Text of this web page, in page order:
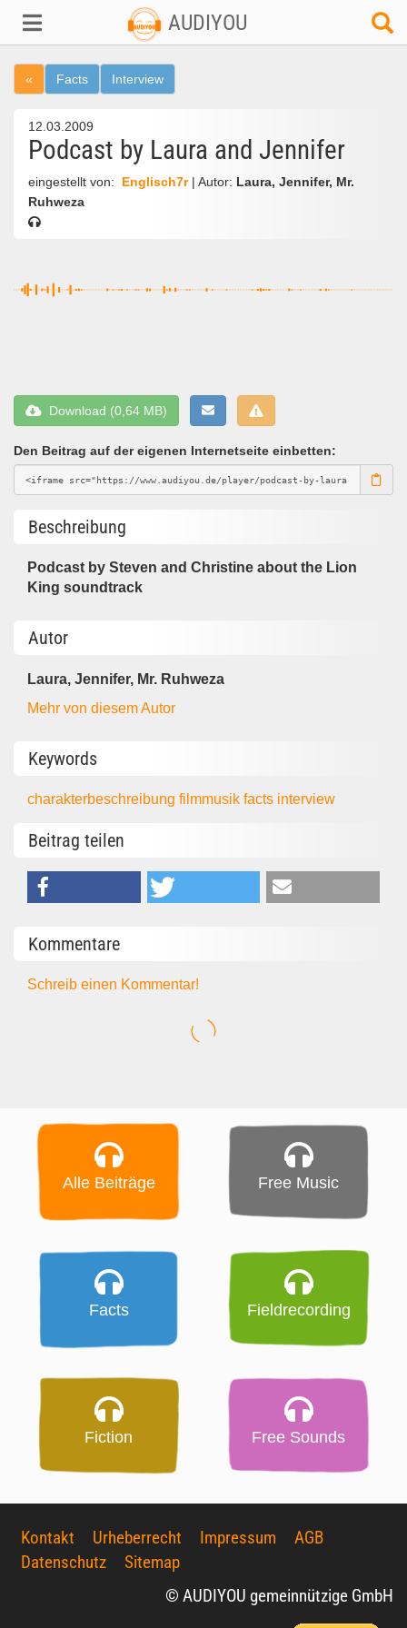
AUDIYOU
« Facts Interview
12.03.2009
Podcast by Laura and Jennifer
eingestellt von: Englisch7r | Autor: Laura, Jennifer, Mr.
Ruhweza
Download (0,64 MB)
Den Beitrag auf der eigenen Internetseite einbetten:
Beschreibung
Podcast by Steven and Christine about the Lion
King soundtrack
Autor
Laura, Jennifer, Mr. Ruhweza
Mehr von diesem Autor
Keywords
charakterbeschreibungfilmmusikfacts interview
Beitrag teilen
Kommentare
Schreib einen Kommentar!
Alle Beiträge Free Music
Facts Fieldrecording
Fiction Free Sounds
Kontakt Urheberrecht Impressum
AGB
Datenschutz
Sitemap
© AUDIYOU gemeinnützige GmbH